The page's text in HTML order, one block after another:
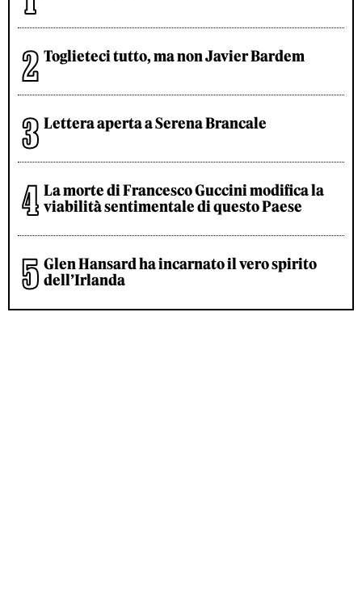
Toglieteci tutto, ma non Javier Bardem
Lettera aperta a Serena Brancale
La morte di Francesco Guccini modifica la
viabilità sentimentale di questo Paese
Glen Hansard ha incarnato il vero spirito
dell’Irlanda